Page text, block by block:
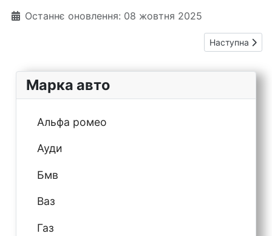
Деталі
Останнє оновлення: 08 жовтня 2025
Наступна
Наступна
Марка авто
Альфа ромео
Ауди
Бмв
Ваз
Газ